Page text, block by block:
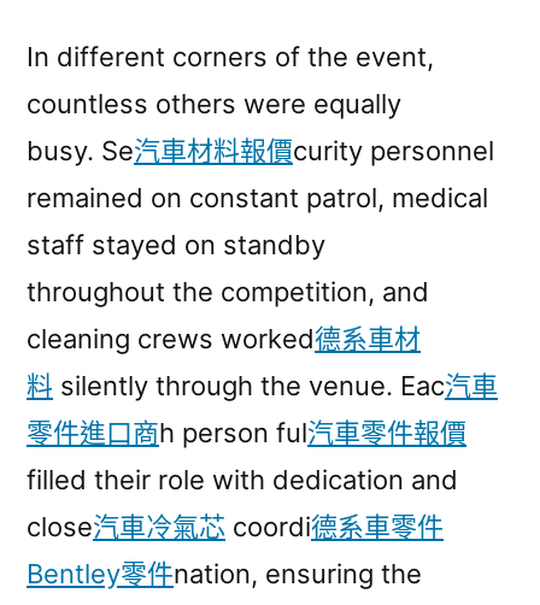
In different corners of the event,
countless others were equally
busy. Se汽車材料報價curity personnel
remained on constant patrol, medical
staff stayed on standby
throughout the competition, and
cleaning crews worked德系車材
料 silently through the venue. Eac汽車
零件進口商h person ful汽車零件報價
filled their role with dedication and
close汽車冷氣芯 coordi德系車零件
Bentley零件nation, ensuring the